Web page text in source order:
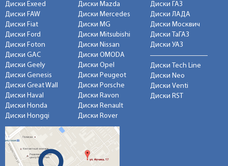
Диски Exeed
Диски FAW
Диски Fiat
Диски Ford
Диски Foton
Диски GAC
Диски Geely
Диски Genesis
Диски Great Wall
Диски Haval
Диски Honda
Диски Hongqi
Диски Mazda
Диски Mercedes
Диски MG
Диски Mitsubishi
Диски Nissan
Диски OMODA
Диски Opel
Диски Peugeot
Диски Porsche
Диски Ravon
Диски Renault
Диски Rover
Диски ГАЗ
Диски ЛАДА
Диски Москвич
Диски ТаГАЗ
Диски УАЗ
Диски Tech Line
Диски Neo
Диски Venti
Диски RST